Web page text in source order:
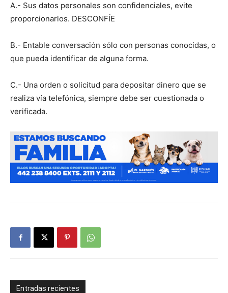
A.- Sus datos personales son confidenciales, evite
proporcionarlos. DESCONFÍE
B.- Entable conversación sólo con personas conocidas, o
que pueda identificar de alguna forma.
C.- Una orden o solicitud para depositar dinero que se
realiza vía telefónica, siempre debe ser cuestionada o
verificada.
Entradas recientes